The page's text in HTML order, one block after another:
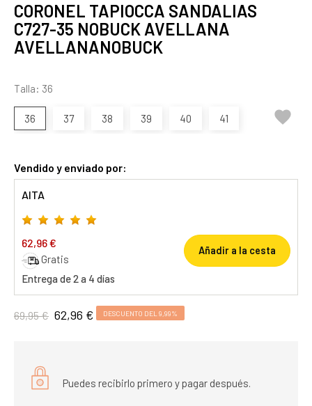
CORONEL TAPIOCCA SANDALIAS
C727-35 NOBUCK AVELLANA
AVELLANANOBUCK
Talla: 36
36 37 38 39 40 41 
Vendido y enviado por:
AITA
62,96 €
Gratis
Entrega de 2 a 4 días
Añadir a la cesta
69,95 € 62,96 € DESCUENTO DEL 9,99%
Puedes recibirlo primero y pagar después.